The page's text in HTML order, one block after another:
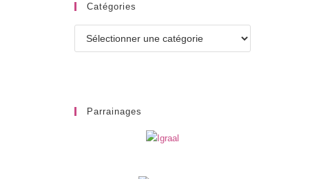
Catégories
Parrainages